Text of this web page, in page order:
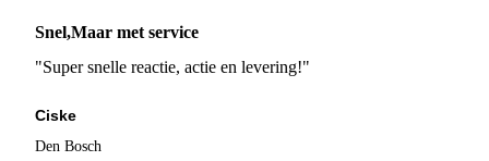
Snel,Maar met service
"Super snelle reactie, actie en levering!"
Ciske
Den Bosch